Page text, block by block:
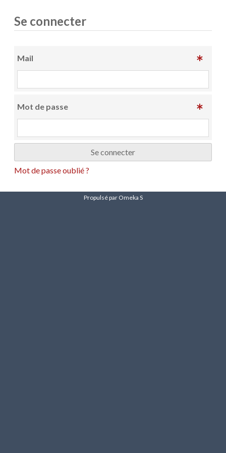
Se connecter
Mail
Mot de passe
Mot de passe oublié ?
Propulsé par Omeka S